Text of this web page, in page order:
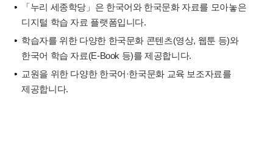
「누리 세종학당」은 한국어와 한국문화 자료를 모아놓은
디지털 학습 자료 플랫폼입니다.
학습자를 위한 다양한 한국문화 콘텐츠(영상, 웹툰 등)와
한국어 학습 자료(E-Book 등)를 제공합니다.
교원을 위한 다양한 한국어·한국문화 교육 보조자료를
제공합니다.